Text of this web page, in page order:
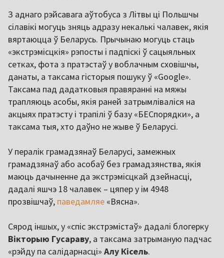
З аднаго рэйсавага аўтобуса з Літвы ці Польшчы
сілавікі могуць зняць адразу некалькі чалавек, якія
вяртаюцца ў Беларусь. Прычынаю могуць стаць
«экстрэмісцкія» рэпосты і падпіскі ў сацыяльных
сетках, фота з пратэстаў у воблачным сховішчы,
данаты, а таксама гісторыя пошуку ў «Google».
Таксама пад дадатковыя правяранні на мяжы
трапляюць асобы, якія раней затрымліваліся на
акцыях пратэсту і трапілі ў базу «БЕСпорядки», а
таксама тыя, хто даўно не жыве ў Беларусі.
У пералік грамадзянаў Беларусі, замежных
грамадзянаў або асобаў без грамадзянства, якія
маюць дачыненне да экстрэмісцкай дзейнасці,
дадалі яшчэ 18 чалавек – цяпер у ім 4948
прозвішчаў, паведамляе «Вясна».
Сярод іншых, у «спіс экстрэмістаў» дадалі блогерку
Вікторыю Гусараву, а таксама затрыманую падчас
«рэйду па салідарнасці» Алу Кісель.